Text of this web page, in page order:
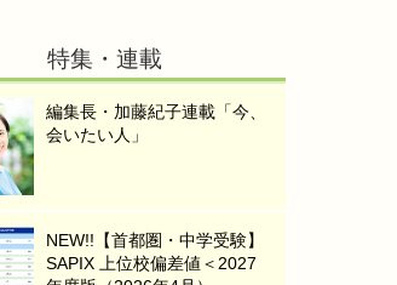
特集・連載
編集長・加藤紀子連載「今、
会いたい人」
NEW!!【首都圏・中学受験】
SAPIX 上位校偏差値＜2027